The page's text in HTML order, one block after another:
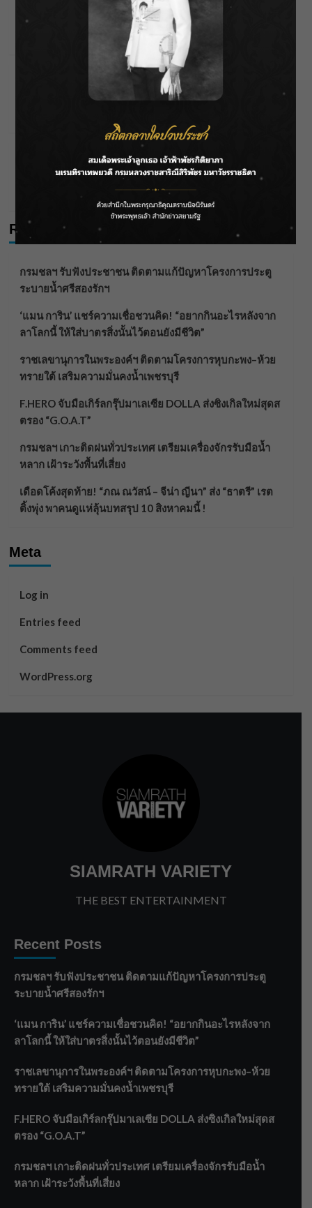
กรมชลฯ รับฟังประชาชน ติดตามแก้ปัญหาโครงการ
ประตูระบายน้ำศรีสองรักฯ
กรมชลฯ เกาะติดฝนทั่วประเทศ เตรียมเครื่องจักรรับมือ
น้ำหลาก เฝ้าระวังพื้นที่เสี่ยง
ลุยไม่หยุด!! กรมชลฯ เร่งเคลียร์ผักตบชวา-ติดตั้งเครื่อง
สูบน้ำทั่วไทย
Recent Posts
กรมชลฯ รับฟังประชาชน ติดตามแก้ปัญหาโครงการประตู
ระบายน้ำศรีสองรักฯ
‘แมน การิน’ แชร์ความเชื่อชวนคิด! “อยากกินอะไรหลังจาก
ลาโลกนี้ ให้ใส่บาตรสิ่งนั้นไว้ตอนยังมีชีวิต”
ราชเลขานุการในพระองค์ฯ ติดตามโครงการหุบกะพง–ห้วย
ทรายใต้ เสริมความมั่นคงน้ำเพชรบุรี
F.HERO จับมือเกิร์ลกรุ๊ปมาเลเซีย DOLLA ส่งซิงเกิลใหม่สุดส
ตรอง “G.O.A.T”
กรมชลฯ เกาะติดฝนทั่วประเทศ เตรียมเครื่องจักรรับมือน้ำ
หลาก เฝ้าระวังพื้นที่เสี่ยง
เดือดโค้งสุดท้าย! “ภณ ณวัสน์ – จีน่า ญีนา” ส่ง “ธาตรี” เรต
ติ้งพุ่ง พาคนดูแห่ลุ้นบทสรุป 10 สิงหาคมนี้ !
Meta
Log in
Entries feed
Comments feed
WordPress.org
SIAMRATH VARIETY
THE BEST ENTERTAINMENT
Recent Posts
กรมชลฯ รับฟังประชาชน ติดตามแก้ปัญหาโครงการประตู
ระบายน้ำศรีสองรักฯ
‘แมน การิน’ แชร์ความเชื่อชวนคิด! “อยากกินอะไรหลังจาก
ลาโลกนี้ ให้ใส่บาตรสิ่งนั้นไว้ตอนยังมีชีวิต”
ราชเลขานุการในพระองค์ฯ ติดตามโครงการหุบกะพง–ห้วย
ทรายใต้ เสริมความมั่นคงน้ำเพชรบุรี
F.HERO จับมือเกิร์ลกรุ๊ปมาเลเซีย DOLLA ส่งซิงเกิลใหม่สุดส
ตรอง “G.O.A.T”
กรมชลฯ เกาะติดฝนทั่วประเทศ เตรียมเครื่องจักรรับมือน้ำ
หลาก เฝ้าระวังพื้นที่เสี่ยง